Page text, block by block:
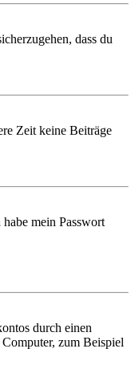
dass du
Zeit keine Beiträge
mein Passwort
durch einen
zum Beispiel